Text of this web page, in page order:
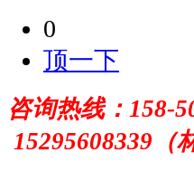
0
顶一下
咨询热线： 158-
15295608339（